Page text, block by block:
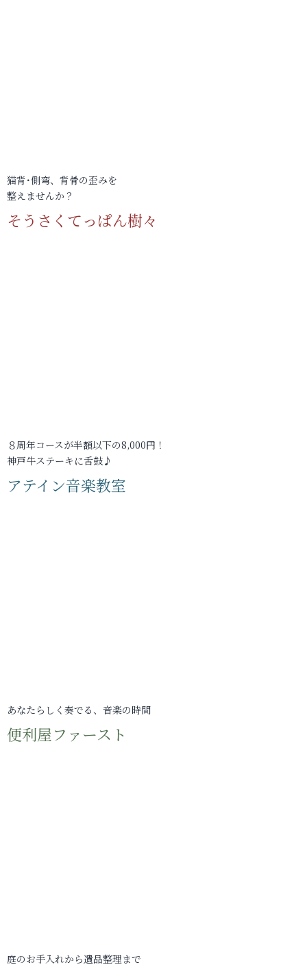
猫背･側弯、背骨の歪みを
整えませんか？
そうさくてっぱん樹々
８周年コースが半額以下の8,000円！
神戸牛ステーキに舌鼓♪
アテイン音楽教室
あなたらしく奏でる、音楽の時間
便利屋ファースト
庭のお手入れから遺品整理まで